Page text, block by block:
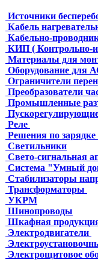
Источники
Кабель
Кабельно-
КИП ( Контрольно-
Материалы для
Оборудование для
Ограничители
Преобразователи
Промышленные
Реле
Решения по зарядке
Светильники
Свето-сигнальная
Система "Умный
Стабилизаторы
Трансформаторы
УКРМ
Шинопроводы
Шкафная
Электродвигатели
Электрощитовое